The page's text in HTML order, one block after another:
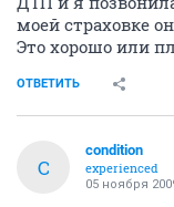
моей страховке
Это хорошо или
ОТВЕТИТЬ
C
condition
experienced
05 ноября